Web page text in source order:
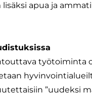
apua ja
työtoiminta
”uudeksi